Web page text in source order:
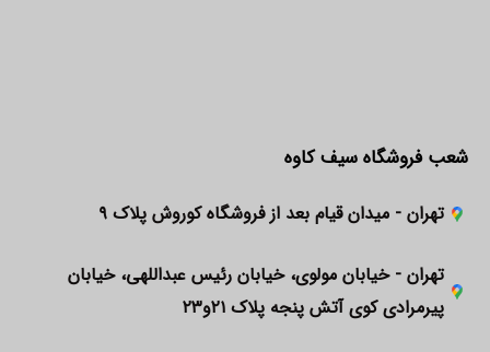
شعب فروشگاه سیف کاوه
تهران - میدان قیام بعد از فروشگاه کوروش پلاک ۹
تهران - خیابان مولوی، خیابان رئیس عبداللهی، خیابان
پیرمرادی کوی آتش پنجه پلاک ۲۱و۲۳